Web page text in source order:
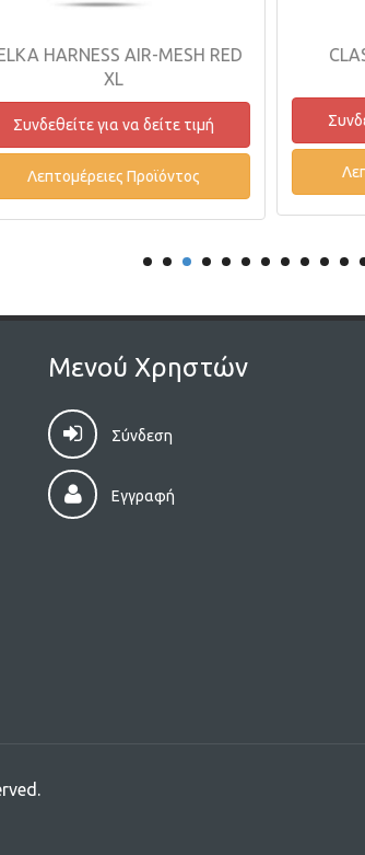
HARNESS AIR-MESH RED
XL
Συνδεθείτε για να δείτε τιμή
Λεπτομέρειες Προϊόντος
Μενού Χρηστών
Σύνδεση
Εγγραφή